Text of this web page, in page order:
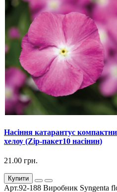
Насіння катарантус
хелоу (Zip-пакет10 насінин)
21.00 грн.
Купити
Арт.92-188 Виробник Syngenta